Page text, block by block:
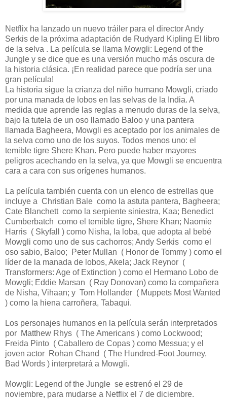
Netflix ha lanzado un nuevo tráiler para el director Andy
Serkis de la próxima adaptación de Rudyard Kipling El libro
de la selva . La película se llama Mowgli: Legend of the
Jungle y se dice que es una versión mucho más oscura de
la historia clásica. ¡En realidad parece que podría ser una
gran película!
La historia sigue la crianza del niño humano Mowgli, criado
por una manada de lobos en las selvas de la India. A
medida que aprende las reglas a menudo duras de la selva,
bajo la tutela de un oso llamado Baloo y una pantera
llamada Bagheera, Mowgli es aceptado por los animales de
la selva como uno de los suyos. Todos menos uno: el
temible tigre Shere Khan. Pero puede haber mayores
peligros acechando en la selva, ya que Mowgli se encuentra
cara a cara con sus orígenes humanos.
La película también cuenta con un elenco de estrellas que
incluye a Christian Bale como la astuta pantera, Bagheera;
Cate Blanchett como la serpiente siniestra, Kaa; Benedict
Cumberbatch como el temible tigre, Shere Khan; Naomie
Harris ( Skyfall ) como Nisha, la loba, que adopta al bebé
Mowgli como uno de sus cachorros; Andy Serkis como el
oso sabio, Baloo; Peter Mullan ( Honor de Tommy ) como el
líder de la manada de lobos, Akela; Jack Reynor (
Transformers: Age of Extinction ) como el Hermano Lobo de
Mowgli; Eddie Marsan ( Ray Donovan) como la compañera
de Nisha, Vihaan; y Tom Hollander ( Muppets Most Wanted
) como la hiena carroñera, Tabaqui.
Los personajes humanos en la película serán interpretados
por Matthew Rhys ( The Americans ) como Lockwood;
Freida Pinto ( Caballero de Copas ) como Messua; y el
joven actor Rohan Chand ( The Hundred-Foot Journey,
Bad Words ) interpretará a Mowgli.
Mowgli: Legend of the Jungle se estrenó el 29 de
noviembre, para mudarse a Netflix el 7 de diciembre.